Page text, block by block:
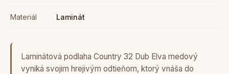
Materiál Laminát
Laminátová podlaha Country 32 Dub Elva medový
vyniká svojim hrejivým odtieňom, ktorý vnáša do